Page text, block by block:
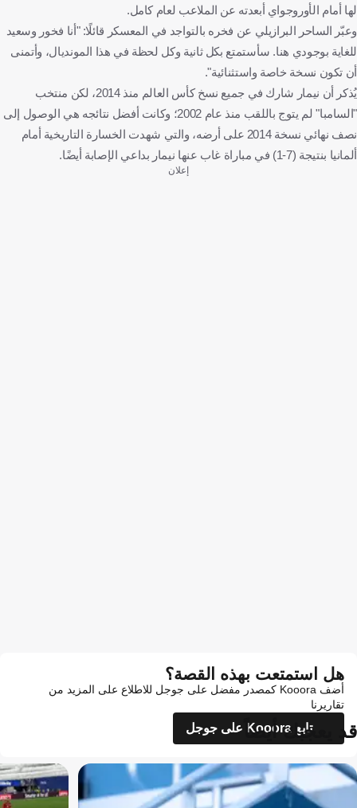
لها أمام الأوروجواي أبعدته عن الملاعب لعام كامل.
وعبّر الساحر البرازيلي عن فخره بالتواجد في المعسكر قائلًا: "أنا فخور وسعيد
للغاية بوجودي هنا. سأستمتع بكل ثانية وكل لحظة في هذا المونديال، وأتمنى
أن تكون نسخة خاصة واستثنائية".
يُذكر أن نيمار شارك في جميع نسخ كأس العالم منذ 2014، لكن منتخب
"السامبا" لم يتوج باللقب منذ عام 2002؛ وكانت أفضل نتائجه هي الوصول إلى
نصف نهائي نسخة 2014 على أرضه، والتي شهدت الخسارة التاريخية أمام
ألمانيا بنتيجة (7-1) في مباراة غاب عنها نيمار بداعي الإصابة أيضًا.
إعلان
هل استمتعت بهذه القصة؟
أضف Kooora كمصدر مفضل على جوجل للاطلاع على المزيد من
تقاريرنا
تابع Kooora على جوجل
قد يعجبك أيضاً